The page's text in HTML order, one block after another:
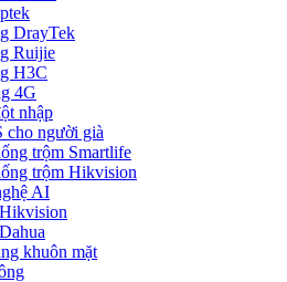
DrayTek
Ruijie
H3C
4G
nhập
cho người già
trộm Smartlife
trộm Hikvision
AI
khuôn mặt